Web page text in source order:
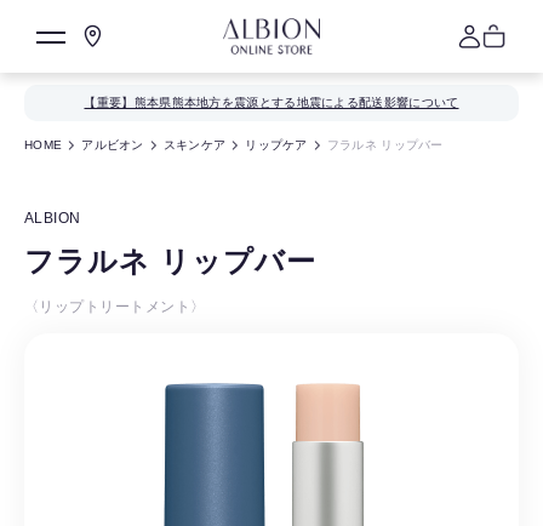
【重要】熊本県熊本地方を震源とする地震による配送影響について
HOME アルビオン スキンケア リップケア フラルネ リップバー
ALBION
フラルネ リップバー
〈リップトリートメント〉